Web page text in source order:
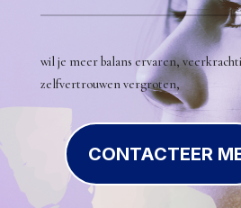
wil je meer balans ervaren,
zelfvertrouwen vergroten,
CONTACTEER